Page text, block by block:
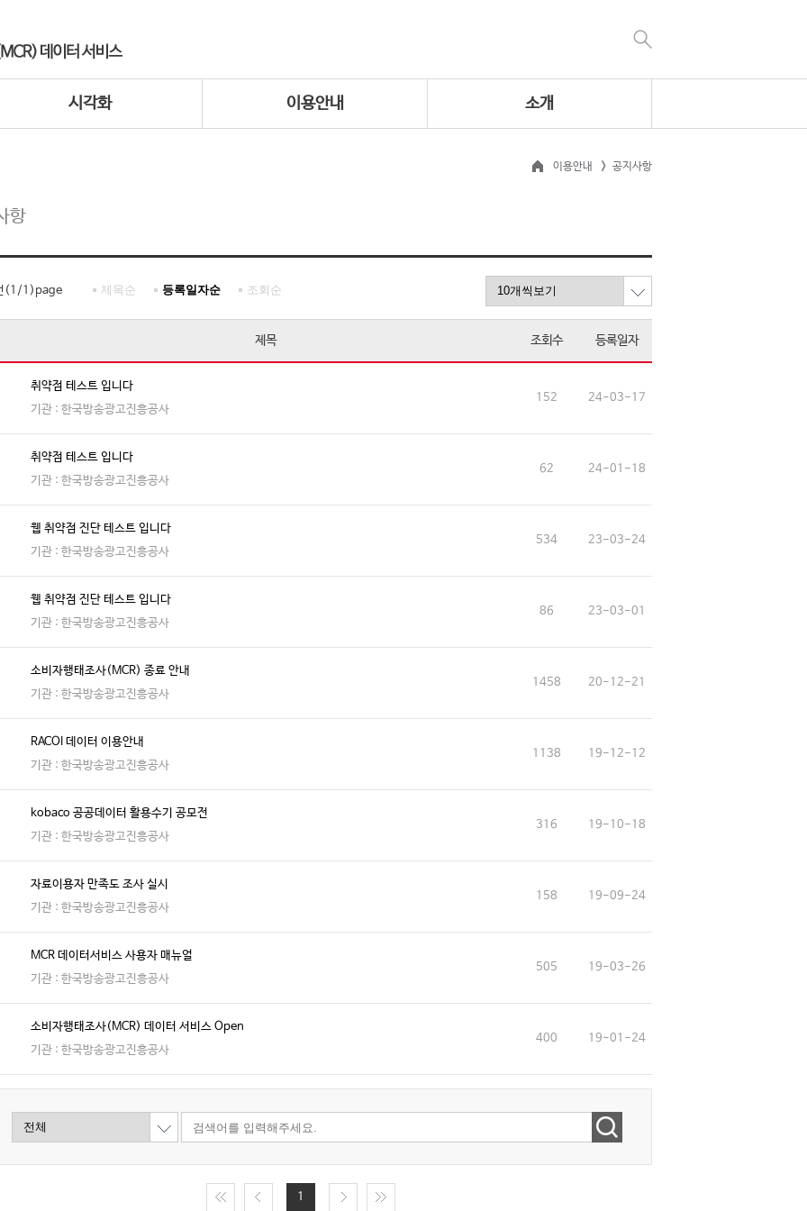
시각화 이용안내 소개
이용안내 공지사항
항
(1 /1 )page 제목순 등록일자순 조회순
제목 조회수 등록일자
취약점 테스트 입니다
기관 : 한국방송광고진흥공사
152 24-03-17
취약점 테스트 입니다
기관 : 한국방송광고진흥공사
62 24-01-18
웹 취약점 진단 테스트 입니다
기관 : 한국방송광고진흥공사
534 23-03-24
웹 취약점 진단 테스트 입니다
기관 : 한국방송광고진흥공사
86 23-03-01
소비자행태조사(MCR) 종료 안내
기관 : 한국방송광고진흥공사
1458 20-12-21
RACOI 데이터 이용안내
기관 : 한국방송광고진흥공사
1138 19-12-12
kobaco 공공데이터 활용수기 공모전
기관 : 한국방송광고진흥공사
316 19-10-18
자료이용자 만족도 조사 실시
기관 : 한국방송광고진흥공사
158 19-09-24
MCR 데이터서비스 사용자 매뉴얼
기관 : 한국방송광고진흥공사
505 19-03-26
소비자행태조사(MCR) 데이터 서비스 Open
기관 : 한국방송광고진흥공사
400 19-01-24
1